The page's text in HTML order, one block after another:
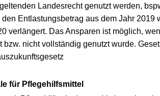
Landesrecht genutzt werden,
den Entlastungsbetrag aus dem Jahr 2019
verlängert. Das Ansparen ist möglich,
bzw. nicht vollständig genutzt wurde.
für Pflegehilfsmittel